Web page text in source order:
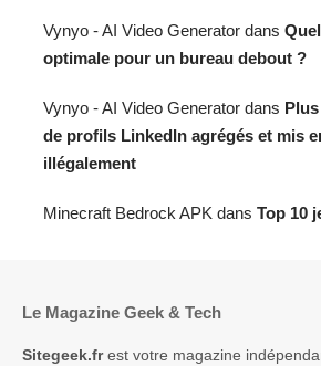
Vynyo - AI Video Generator dans
optimale pour un bureau debout ?
Vynyo - AI Video Generator dans
de profils LinkedIn agrégés et mis
illégalement
Minecraft Bedrock APK dans Top 10
Le Magazine Geek & Tech
Sitegeek.frest votre magazine